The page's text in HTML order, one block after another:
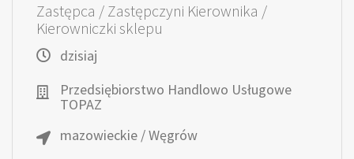
Zastępca / Zastępczyni Kierownika /
Kierowniczki sklepu
dzisiaj
Przedsiębiorstwo Handlowo Usługowe
TOPAZ
mazowieckie / Węgrów